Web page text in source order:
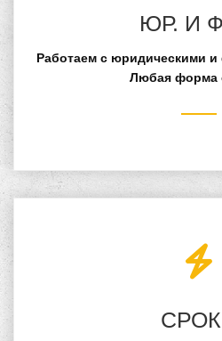
ЮР. И
Работаем с юридическими
Любая форма